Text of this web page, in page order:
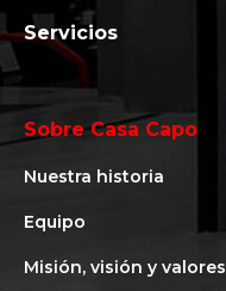
Servicios
Sobre Casa Capo
Nuestra historia
Equipo
Misión, visión y valores